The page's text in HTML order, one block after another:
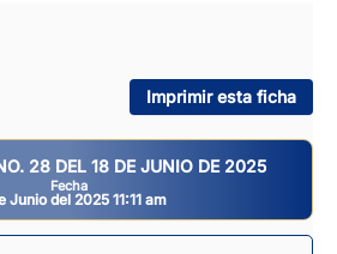
Imprimir esta ficha
28 DEL 18 DE JUNIO DE 2025
Fecha
Junio del 2025 11:11 am